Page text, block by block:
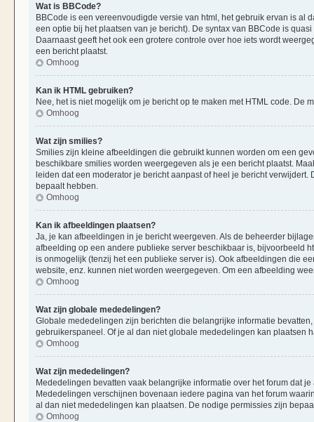
Wat is BBCode?
BBCode is een vereenvoudigde versie van html, het gebruik ervan is al
een optie bij het plaatsen van je bericht). De syntax van BBCode is
Daarnaast geeft het ook een grotere controle over hoe iets wordt
een bericht plaatst.
Omhoog
Kan ik HTML gebruiken?
Nee, het is niet mogelijk om je bericht op te maken met HTML code.
Omhoog
Wat zijn smilies?
Smilies zijn kleine afbeeldingen die gebruikt kunnen worden om een
beschikbare smilies worden weergegeven als je een bericht plaatst.
leiden dat een moderator je bericht aanpast of heel je bericht
bepaalt hebben.
Omhoog
Kan ik afbeeldingen plaatsen?
Ja, je kan afbeeldingen in je bericht weergeven. Als de beheerder
afbeelding op een andere publieke server beschikbaar is, bijvoorbeeld
is onmogelijk (tenzij het een publieke server is). Ook afbeeldingen die
website, enz. kunnen niet worden weergegeven. Om een afbeelding
Omhoog
Wat zijn globale mededelingen?
Globale mededelingen zijn berichten die belangrijke informatie
gebruikerspaneel. Of je al dan niet globale mededelingen kan plaatsen
Omhoog
Wat zijn mededelingen?
Mededelingen bevatten vaak belangrijke informatie over het forum dat
Mededelingen verschijnen bovenaan iedere pagina van het forum
al dan niet mededelingen kan plaatsen. De nodige permissies zijn
Omhoog